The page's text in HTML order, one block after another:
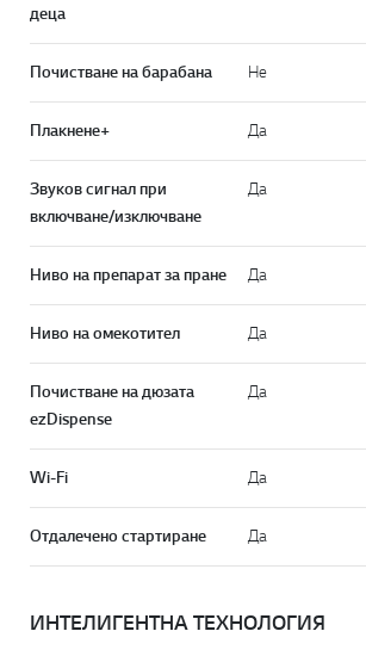
деца
Почистване на барабана Не
Плакнене+ Да
Звуков сигнал при
включване/изключване
Да
Ниво на препарат за пране Да
Ниво на омекотител Да
Почистване на дюзата
ezDispense
Да
Wi-Fi Да
Отдалечено стартиране Да
ИНТЕЛИГЕНТНА ТЕХНОЛОГИЯ